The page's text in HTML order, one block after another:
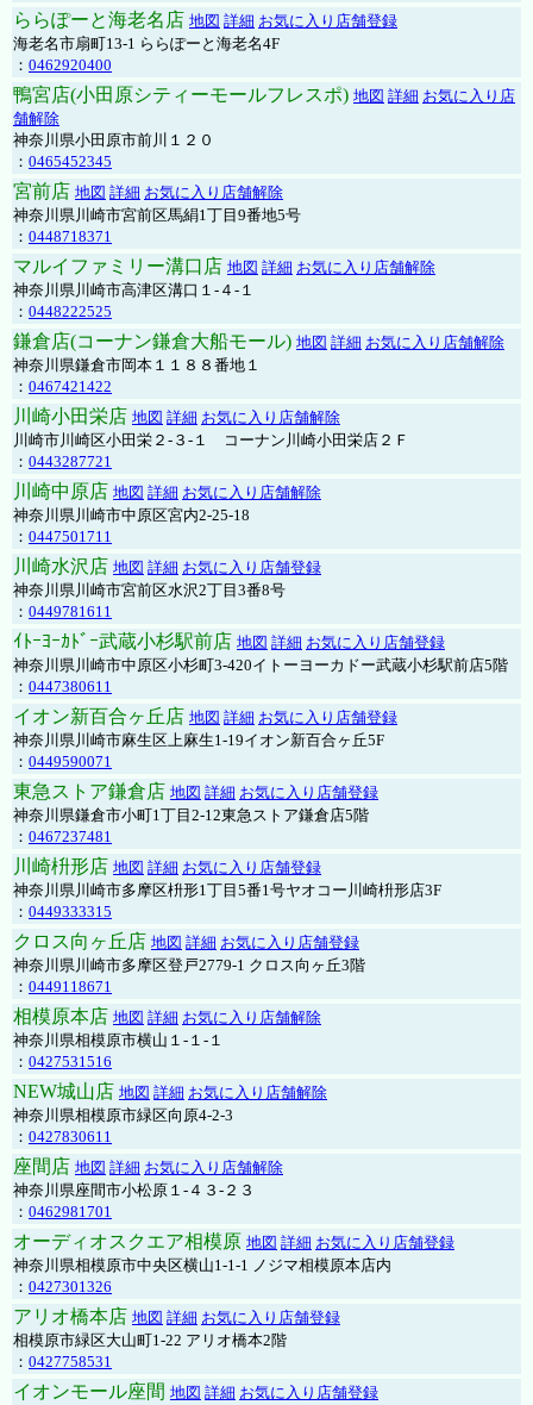
ららぽーと海老名店 地図 詳細 お気に入り店舗登録
海老名市扇町13-1 ららぽーと海老名4F
： 0462920400
鴨宮店(小田原シティーモールフレスポ) 地図 詳細 お気に入り店
舗解除
神奈川県小田原市前川１２０
： 0465452345
宮前店 地図 詳細 お気に入り店舗解除
神奈川県川崎市宮前区馬絹1丁目9番地5号
： 0448718371
マルイファミリー溝口店 地図 詳細 お気に入り店舗解除
神奈川県川崎市高津区溝口１-４-１
： 0448222525
鎌倉店(コーナン鎌倉大船モール) 地図 詳細 お気に入り店舗解除
神奈川県鎌倉市岡本１１８８番地１
： 0467421422
川崎小田栄店 地図 詳細 お気に入り店舗解除
川崎市川崎区小田栄２‐３‐１ コーナン川崎小田栄店２Ｆ
： 0443287721
川崎中原店 地図 詳細 お気に入り店舗解除
神奈川県川崎市中原区宮内2-25-18
： 0447501711
川崎水沢店 地図 詳細 お気に入り店舗登録
神奈川県川崎市宮前区水沢2丁目3番8号
： 0449781611
ｲﾄｰﾖｰｶﾄﾞｰ武蔵小杉駅前店 地図 詳細 お気に入り店舗登録
神奈川県川崎市中原区小杉町3-420イトーヨーカドー武蔵小杉駅前店5階
： 0447380611
イオン新百合ヶ丘店 地図 詳細 お気に入り店舗登録
神奈川県川崎市麻生区上麻生1-19イオン新百合ヶ丘5F
： 0449590071
東急ストア鎌倉店 地図 詳細 お気に入り店舗登録
神奈川県鎌倉市小町1丁目2-12東急ストア鎌倉店5階
： 0467237481
川崎枡形店 地図 詳細 お気に入り店舗登録
神奈川県川崎市多摩区枡形1丁目5番1号ヤオコー川崎枡形店3F
： 0449333315
クロス向ヶ丘店 地図 詳細 お気に入り店舗登録
神奈川県川崎市多摩区登戸2779-1 クロス向ヶ丘3階
： 0449118671
相模原本店 地図 詳細 お気に入り店舗解除
神奈川県相模原市横山１-１-１
： 0427531516
NEW城山店 地図 詳細 お気に入り店舗解除
神奈川県相模原市緑区向原4-2-3
： 0427830611
座間店 地図 詳細 お気に入り店舗解除
神奈川県座間市小松原１-４３-２３
： 0462981701
オーディオスクエア相模原 地図 詳細 お気に入り店舗登録
神奈川県相模原市中央区横山1-1-1 ノジマ相模原本店内
： 0427301326
アリオ橋本店 地図 詳細 お気に入り店舗登録
相模原市緑区大山町1-22 アリオ橋本2階
： 0427758531
イオンモール座間 地図 詳細 お気に入り店舗登録